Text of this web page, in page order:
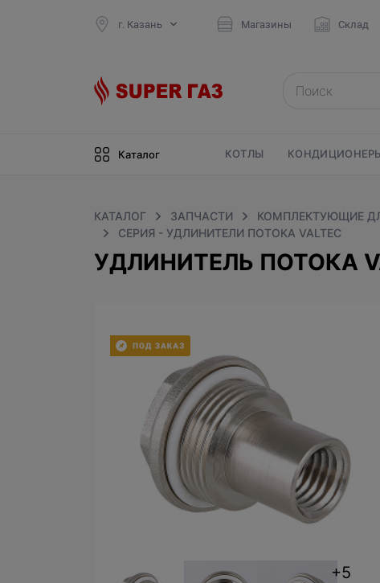
г. Казань Магазины Склад
Каталог КОТЛЫ
КАТАЛОГ ЗАПЧАСТИ КОМПЛЕКТУЮЩИЕ
СЕРИЯ - УДЛИНИТЕЛИ ПОТОКА VALTEC
УДЛИНИТЕЛЬ ПОТОКА
+5